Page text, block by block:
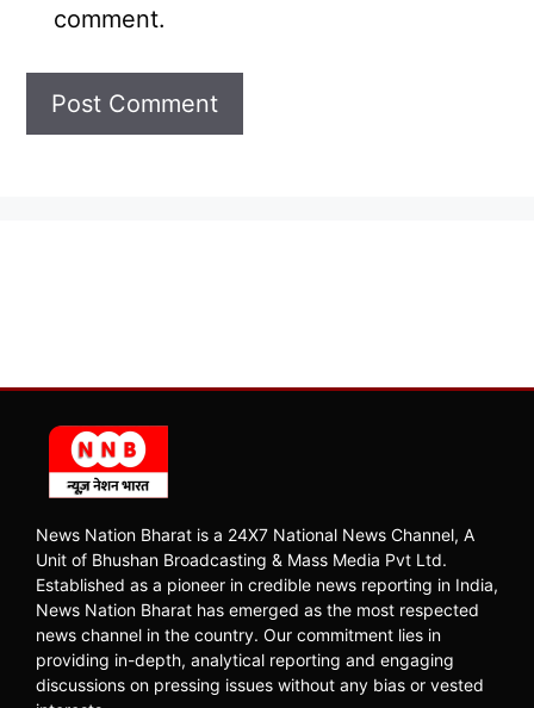
comment.
News Nation Bharat is a 24X7 National News Channel, A
Unit of Bhushan Broadcasting & Mass Media Pvt Ltd.
Established as a pioneer in credible news reporting in India,
News Nation Bharat has emerged as the most respected
news channel in the country. Our commitment lies in
providing in-depth, analytical reporting and engaging
discussions on pressing issues without any bias or vested